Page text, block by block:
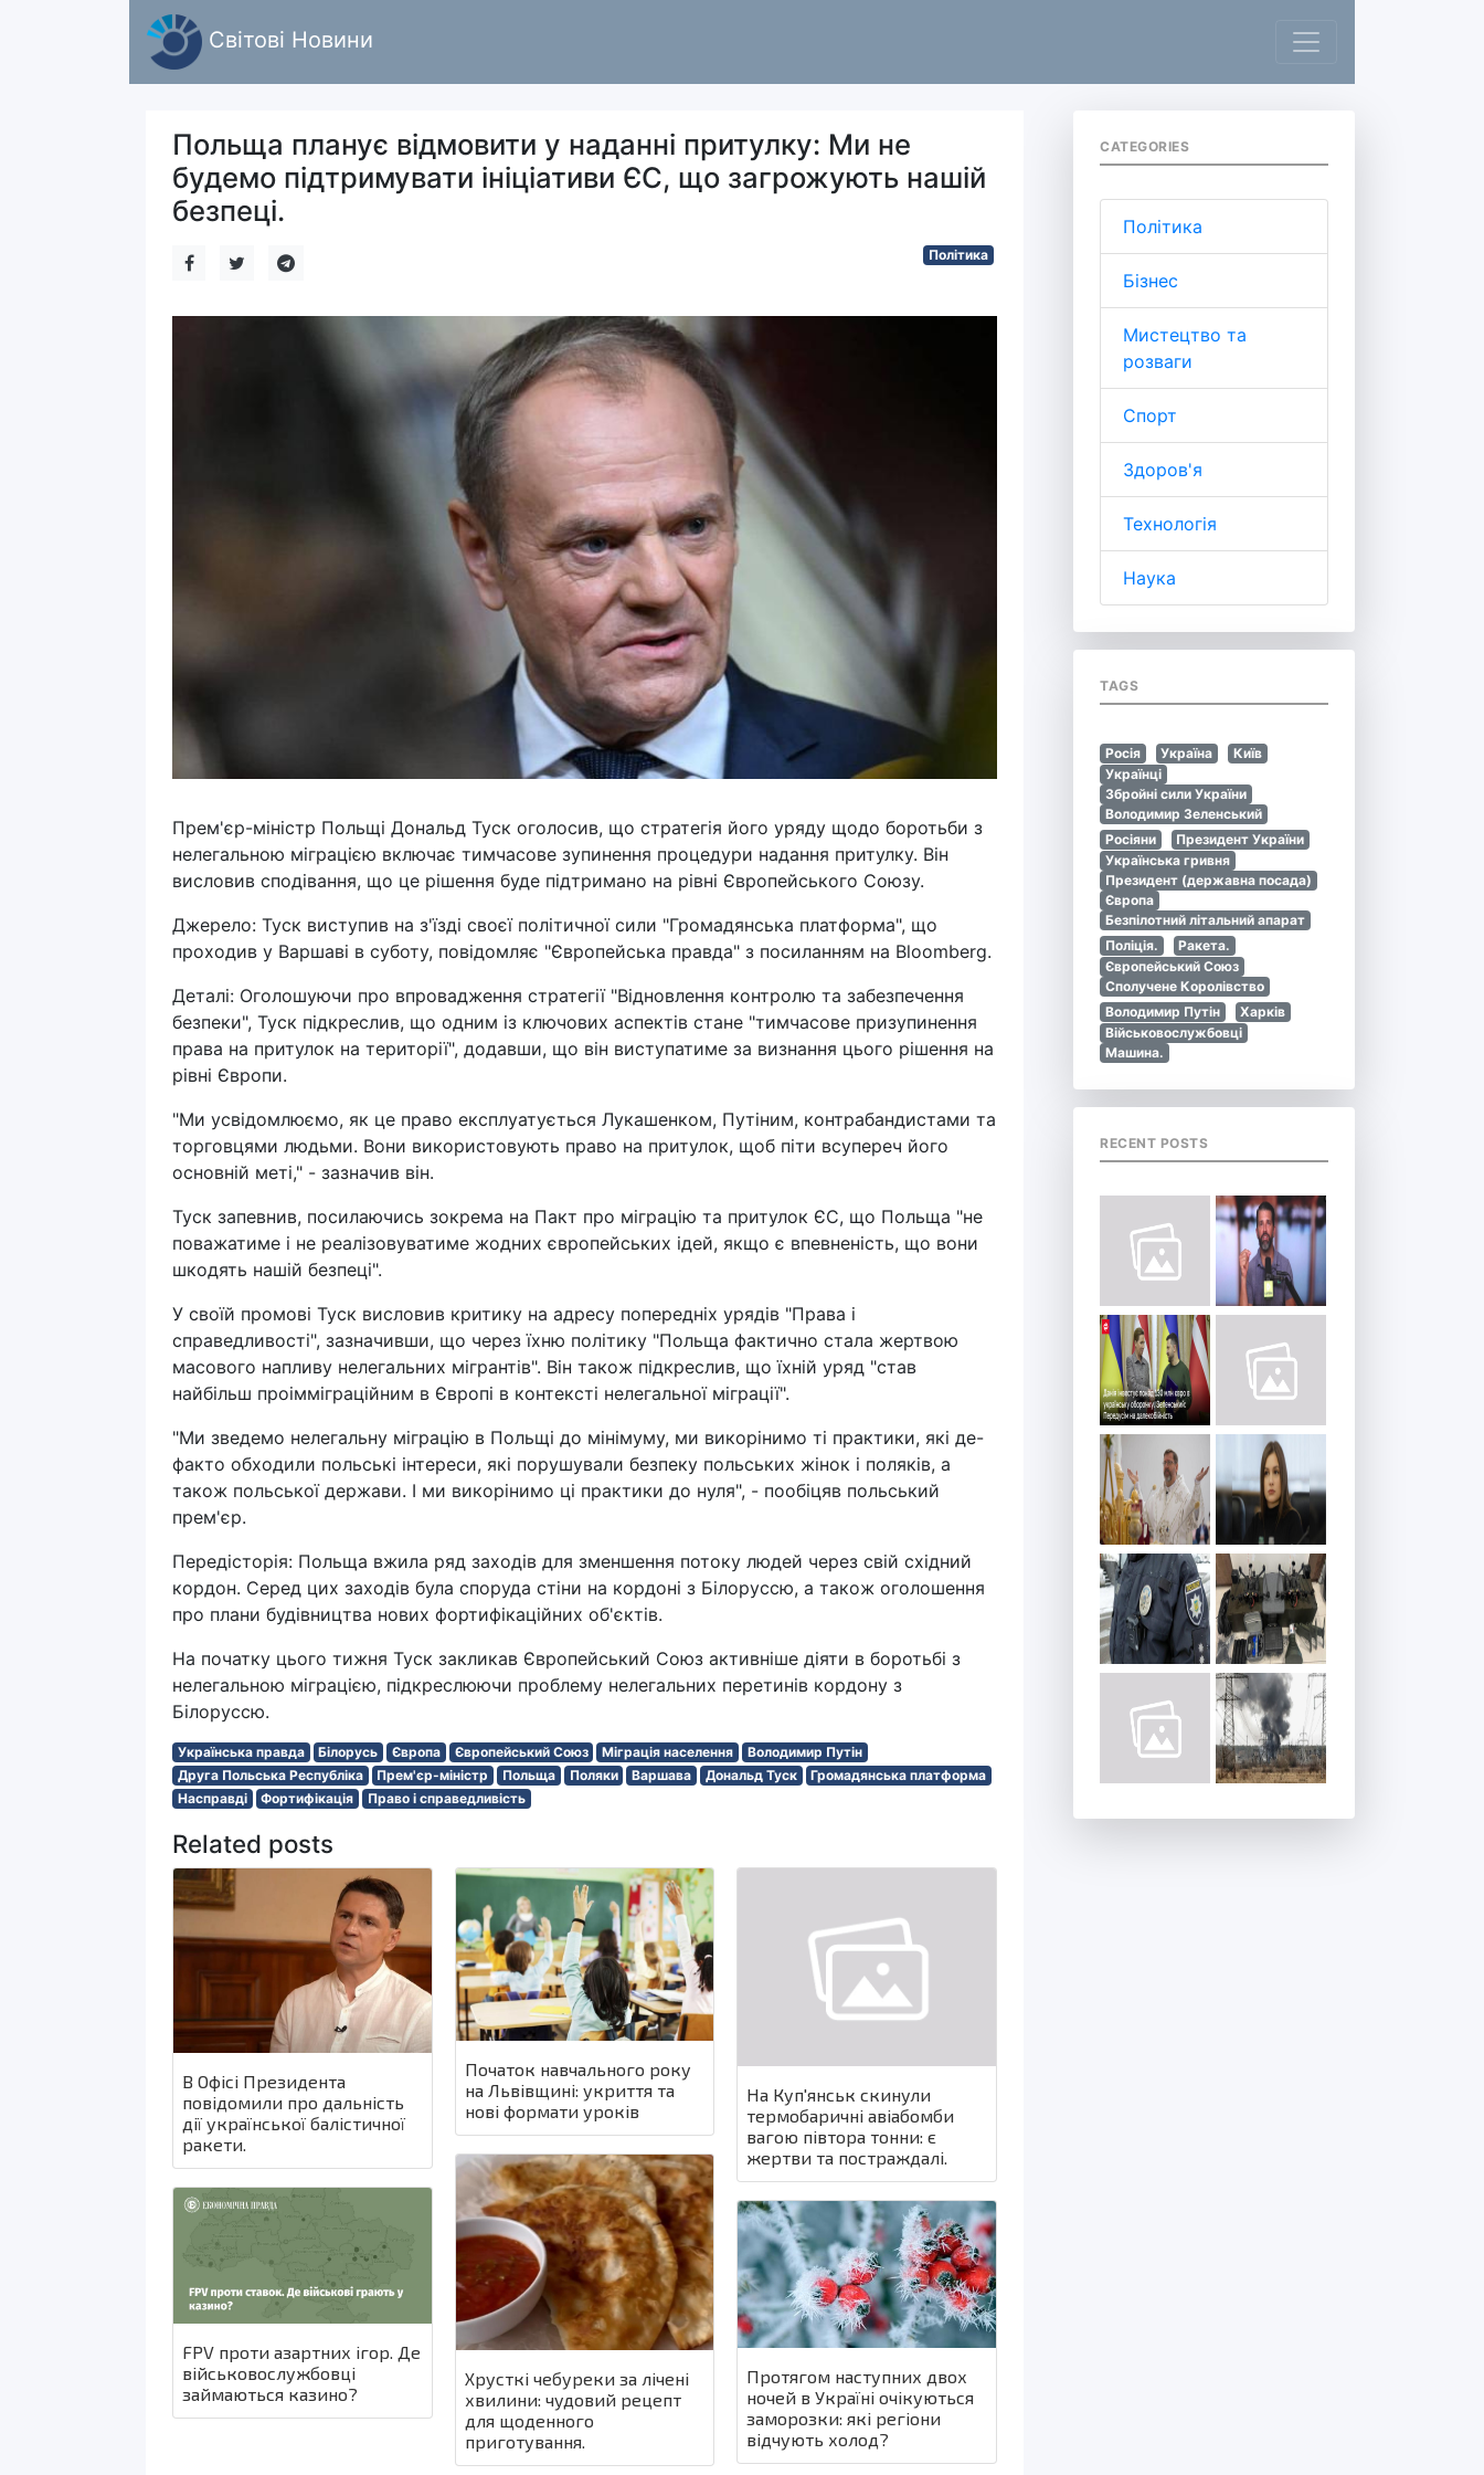
Світові Новини
Польща планує відмовити у наданні притулку: Ми не
будемо підтримувати ініціативи ЄС, що загрожують нашій
безпеці.
Політика
Прем'єр-міністр Польщі Дональд Туск оголосив, що стратегія його уряду щодо боротьби з
нелегальною міграцією включає тимчасове зупинення процедури надання притулку. Він
висловив сподівання, що це рішення буде підтримано на рівні Європейського Союзу.
Джерело: Туск виступив на з'їзді своєї політичної сили "Громадянська платформа", що
проходив у Варшаві в суботу, повідомляє "Європейська правда" з посиланням на Bloomberg.
Деталі: Оголошуючи про впровадження стратегії "Відновлення контролю та забезпечення
безпеки", Туск підкреслив, що одним із ключових аспектів стане "тимчасове призупинення
права на притулок на території", додавши, що він виступатиме за визнання цього рішення на
рівні Європи.
"Ми усвідомлюємо, як це право експлуатується Лукашенком, Путіним, контрабандистами та
торговцями людьми. Вони використовують право на притулок, щоб піти всупереч його
основній меті," - зазначив він.
Туск запевнив, посилаючись зокрема на Пакт про міграцію та притулок ЄС, що Польща "не
поважатиме і не реалізовуватиме жодних європейських ідей, якщо є впевненість, що вони
шкодять нашій безпеці".
У своїй промові Туск висловив критику на адресу попередніх урядів "Права і
справедливості", зазначивши, що через їхню політику "Польща фактично стала жертвою
масового напливу нелегальних мігрантів". Він також підкреслив, що їхній уряд "став
найбільш проімміграційним в Європі в контексті нелегальної міграції".
"Ми зведемо нелегальну міграцію в Польщі до мінімуму, ми викорінимо ті практики, які де-
факто обходили польські інтереси, які порушували безпеку польських жінок і поляків, а
також польської держави. І ми викорінимо ці практики до нуля", - пообіцяв польський
прем'єр.
Передісторія: Польща вжила ряд заходів для зменшення потоку людей через свій східний
кордон. Серед цих заходів була споруда стіни на кордоні з Білоруссю, а також оголошення
про плани будівництва нових фортифікаційних об'єктів.
На початку цього тижня Туск закликав Європейський Союз активніше діяти в боротьбі з
нелегальною міграцією, підкреслюючи проблему нелегальних перетинів кордону з
Білоруссю.
Українська правда Білорусь Європа Європейський Союз Міграція населення
Володимир Путін
Друга Польська Республіка
Прем'єр-міністр Польща Поляки Варшава Дональд Туск
Громадянська платформа
Насправді
Фортифікація Право і справедливість
Related posts
В Офісі Президента
повідомили про дальність
дії української балістичної
ракети.
FPV проти азартних ігор. Де
військовослужбовці
займаються казино?
Початок навчального року
на Львівщині: укриття та
нові формати уроків
Хрусткі чебуреки за лічені
хвилини: чудовий рецепт
для щоденного
приготування.
На Куп'янськ скинули
термобаричні авіабомби
вагою півтора тонни: є
жертви та постраждалі.
Протягом наступних двох
ночей в Україні очікуються
заморозки: які регіони
відчують холод?
CATEGORIES
Політика
Бізнес
Мистецтво та
розваги
Спорт
Здоров'я
Технологія
Наука
TAGS
Росія Україна
Київ
Українці
Збройні сили України
Володимир Зеленський
Росіяни
Президент України
Українська гривня
Президент (державна посада)
Європа
Безпілотний літальний апарат
Поліція.
Ракета.
Європейський Союз
Сполучене Королівство
Володимир Путін
Харків
Військовослужбовці
Машина.
RECENT POSTS